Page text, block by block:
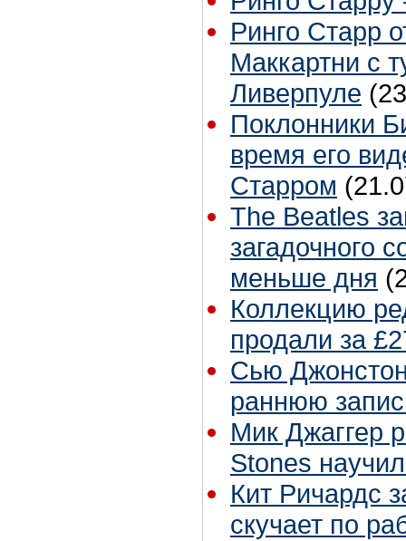
Ринго Старр
Маккартни с
Ливерпуле
Поклонники
время его
Старром
The Beatles
загадочного
меньше дня
Коллекцию
продали за
Сью
раннюю
Мик Джаггер
Stones
Кит Ричардс
скучает по